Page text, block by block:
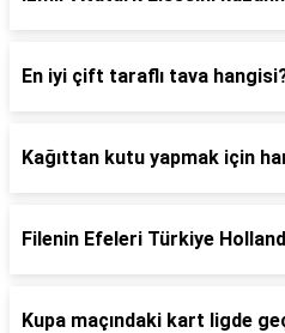
En iyi çift taraflı tava
Kağıttan kutu yapmak için
Filenin Efeleri Türkiye
Kupa maçındaki kart ligde